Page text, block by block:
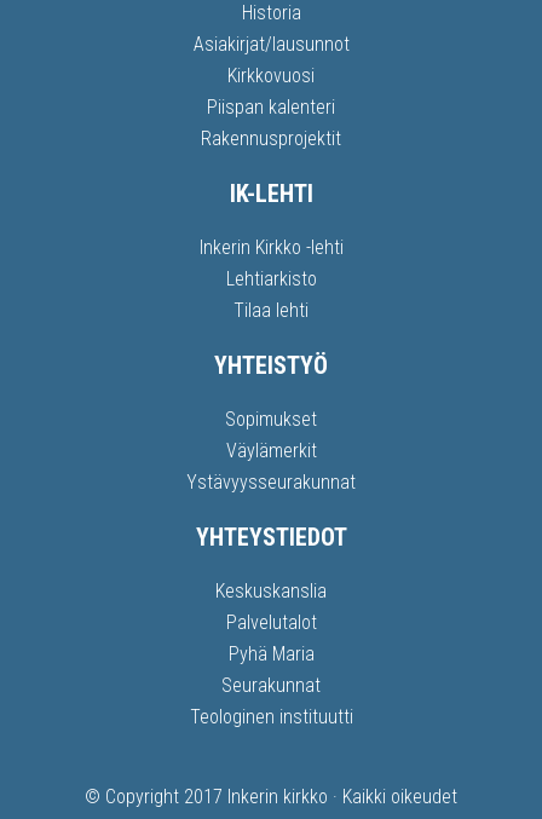
Historia
Asiakirjat/lausunnot
Kirkkovuosi
Piispan kalenteri
Rakennusprojektit
IK-LEHTI
Inkerin Kirkko -lehti
Lehtiarkisto
Tilaa lehti
YHTEISTYÖ
Sopimukset
Väylämerkit
Ystävyysseurakunnat
YHTEYSTIEDOT
Keskuskanslia
Palvelutalot
Pyhä Maria
Seurakunnat
Teologinen instituutti
© Copyright 2017 Inkerin kirkko · Kaikki oikeudet